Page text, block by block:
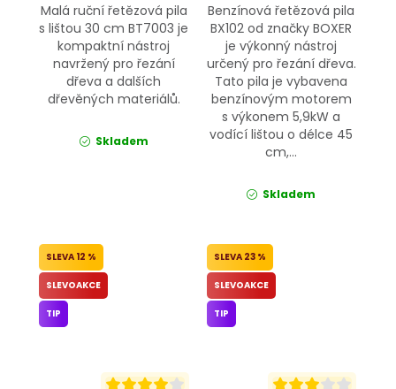
Malá ruční řetězová pila
s lištou 30 cm BT7003 je
kompaktní nástroj
navržený pro řezání
dřeva a dalších
dřevěných materiálů.
Skladem
Benzínová řetězová pila
BX102 od značky BOXER
je výkonný nástroj
určený pro řezání dřeva.
Tato pila je vybavena
benzínovým motorem
s výkonem 5,9kW a
vodící lištou o délce 45
cm,...
Skladem
12 %
SLEVOAKCE
TIP
23 %
SLEVOAKCE
TIP